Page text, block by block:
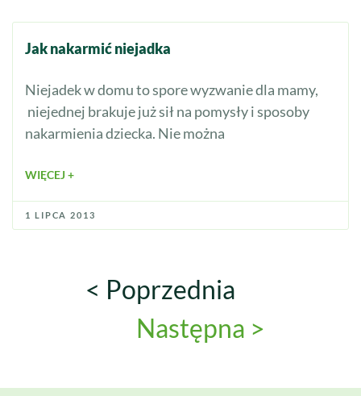
Jak nakarmić niejadka
Niejadek w domu to spore wyzwanie dla mamy,
niejednej brakuje już sił na pomysły i sposoby
nakarmienia dziecka. Nie można
WIĘCEJ +
1 LIPCA 2013
< Poprzednia
Następna >